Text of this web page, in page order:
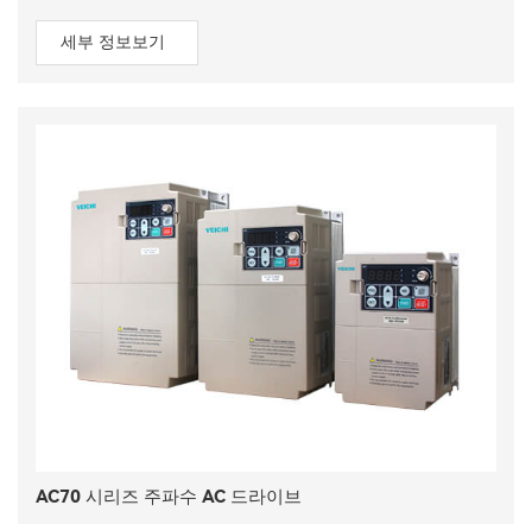
세부 정보보기
AC70 시리즈 주파수 AC 드라이브